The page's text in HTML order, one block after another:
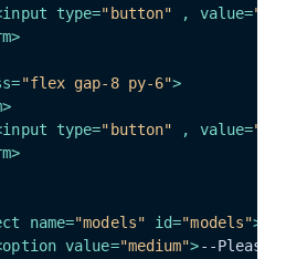
input type="button" , value="録
>
="flex gap-8 py-6">
>
input type="button" , value="録
>
name="models" id="models">
option value="medium">--Please